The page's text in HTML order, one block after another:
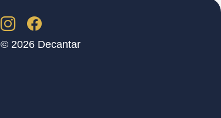
© 2026 Decantar